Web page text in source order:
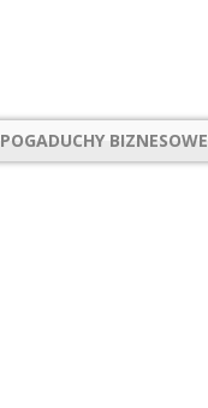
POGADUCHY BIZNESOWE